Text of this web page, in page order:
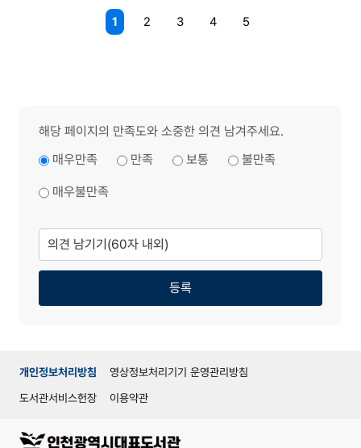
1 2 3 4 5
해당 페이지의 만족도와 소중한 의견 남겨주세요.
매우만족
만족 보통 불만족
매우불만족
의
견
남
기
등록
개인정보처리방침
영상정보처리기기 운영관리방침
도서관서비스헌장
이용약관